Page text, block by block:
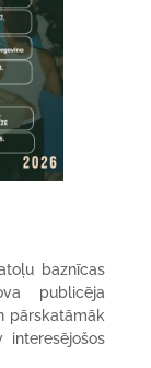
baznīcas
publicēja
pārskatāmāk